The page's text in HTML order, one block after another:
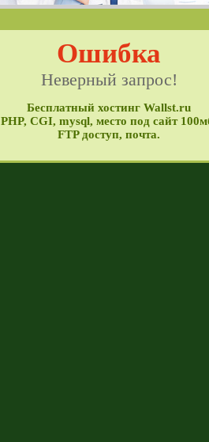
Ошибка
Неверный запрос!
Бесплатный хостинг Wallst.ru
PHP, CGI, mysql, место под сайт
FTP доступ, почта.